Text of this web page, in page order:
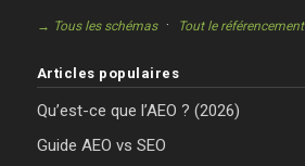
→ Tous les schémas· Tout le référencement
Articles populaires
Qu’est-ce que l’AEO ? (2026)
Guide AEO vs SEO